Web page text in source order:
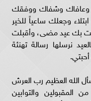
وعافاك وشفاك ووفقك
وجعلك ساعياً للخير
بك عيد مضى، وأقبلت
نرسلها رسالة تهنئة
الله العظيم رب العرش
المقبولين والتوابين